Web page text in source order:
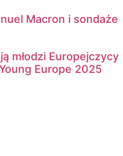
Macron i sondaże
młodzi Europejczycy
Europe 2025